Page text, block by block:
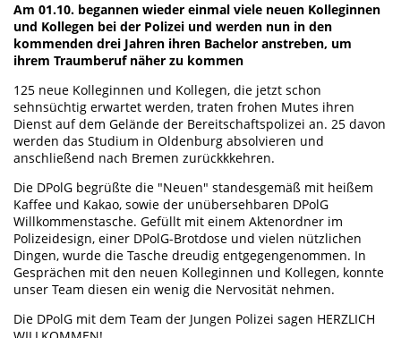
Am 01.10. begannen wieder einmal viele neuen Kolleginnen
und Kollegen bei der Polizei und werden nun in den
kommenden drei Jahren ihren Bachelor anstreben, um
ihrem Traumberuf näher zu kommen
125 neue Kolleginnen und Kollegen, die jetzt schon
sehnsüchtig erwartet werden, traten frohen Mutes ihren
Dienst auf dem Gelände der Bereitschaftspolizei an. 25 davon
werden das Studium in Oldenburg absolvieren und
anschließend nach Bremen zurückkkehren.
Die DPolG begrüßte die "Neuen" standesgemäß mit heißem
Kaffee und Kakao, sowie der unübersehbaren DPolG
Willkommenstasche. Gefüllt mit einem Aktenordner im
Polizeidesign, einer DPolG-Brotdose und vielen nützlichen
Dingen, wurde die Tasche dreudig entgegengenommen. In
Gesprächen mit den neuen Kolleginnen und Kollegen, konnte
unser Team diesen ein wenig die Nervosität nehmen.
Die DPolG mit dem Team der Jungen Polizei sagen HERZLICH